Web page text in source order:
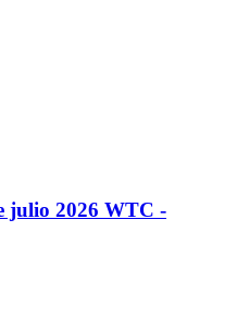
julio 2026 WTC -